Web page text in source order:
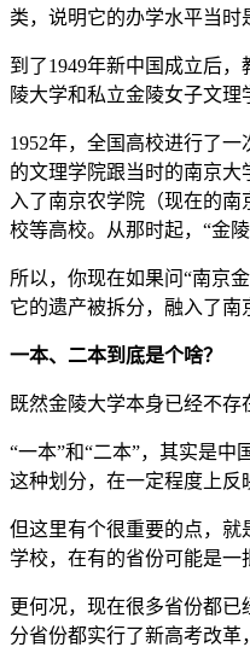
类，说明它的办学水平当时
到了1949年新中国成立后
陵大学和私立金陵女子文理
1952年，全国高校进行了
的文理学院跟当时的南京
入了南京农学院（现在的
校等高校。从那时起，“金
所以，你现在如果问“南京
它的遗产被拆分，融入了南
一本、二本到底是个啥？
既然金陵大学本身已经不存
“一本”和“二本”，其实是
这种划分，在一定程度上反
但这里有个很重要的点，就
学校，在有的省份可能是一
更何况，现在很多省份都
分省份都实行了新高考改革